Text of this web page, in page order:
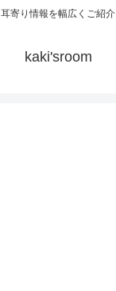
耳寄り情報を幅広くご紹介
kaki'sroom